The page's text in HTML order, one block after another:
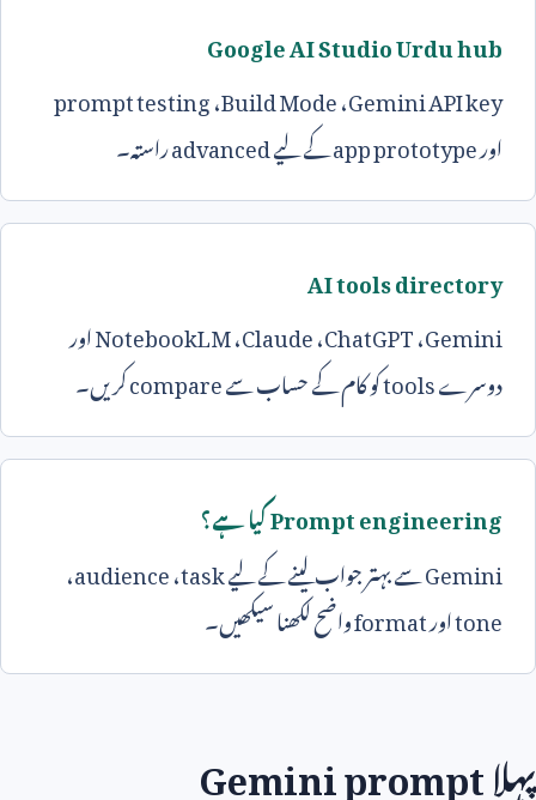
Google AI Studio Urdu hub
Gemini API key،Build Mode،prompt testing
اورapp prototypeکے لیےadvancedراستہ۔
AI tools directory
Gemini،ChatGPT،Claude،NotebookLMاور
دوسرےtoolsکو کام کے حساب سےcompareکریں۔
Prompt engineeringکیا ہے؟
Geminiسے بہتر جواب لینے کے لیےtask،audience،
toneاورformatواضح لکھنا سیکھیں۔
پہلاGemini prompt